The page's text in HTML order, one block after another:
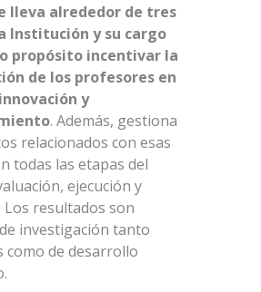
lleva alrededor de tres
Institución y su cargo
propósito incentivar la
de los profesores en
y
. Además, gestiona
relacionados con esas
todas las etapas del
ejecución y
Los resultados son
investigación tanto
como de desarrollo